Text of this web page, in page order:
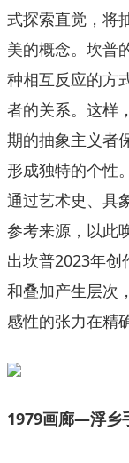
式探索直觉，将
美的概念。坎普
种相互反应的方
者的关系。这样
期的抽象主义者
形成独特的个性
通过艺术史、具
参考来源，以此
出坎普2023年创
和叠加产生层次
感性的张力在精
1979画廊—浮乡